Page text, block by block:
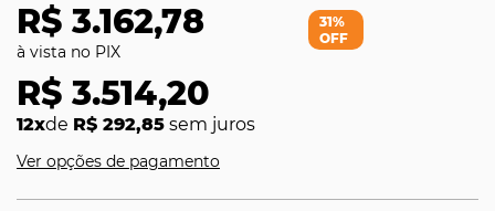
R$ 3.162,78
R$ 3.514,20
12xde R$ 292,85 sem juros
31%
OFF
Ver opções de pagamento